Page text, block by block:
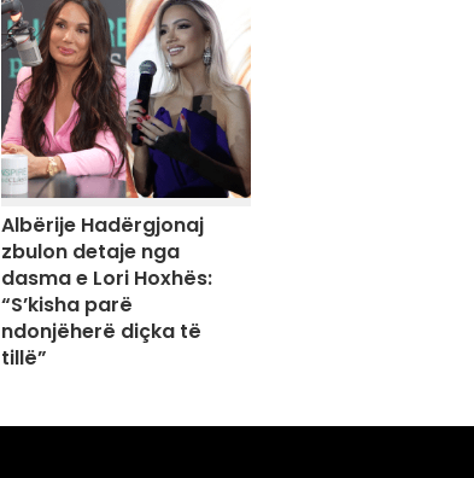
Albërije Hadërgjonaj
zbulon detaje nga
dasma e Lori Hoxhës:
“S’kisha parë
ndonjëherë diçka të
tillë”